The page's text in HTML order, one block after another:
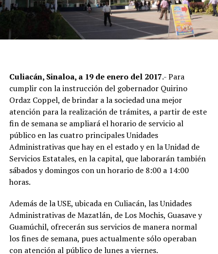
Culiacán, Sinaloa, a 19 de enero del 2017.- Para
cumplir con la instrucción del gobernador Quirino
Ordaz Coppel, de brindar a la sociedad una mejor
atención para la realización de trámites, a partir de este
fin de semana se ampliará el horario de servicio al
público en las cuatro principales Unidades
Administrativas que hay en el estado y en la Unidad de
Servicios Estatales, en la capital, que laborarán también
sábados y domingos con un horario de 8:00 a 14:00
horas.
Además de la USE, ubicada en Culiacán, las Unidades
Administrativas de Mazatlán, de Los Mochis, Guasave y
Guamúchil, ofrecerán sus servicios de manera normal
los fines de semana, pues actualmente sólo operaban
con atención al público de lunes a viernes.